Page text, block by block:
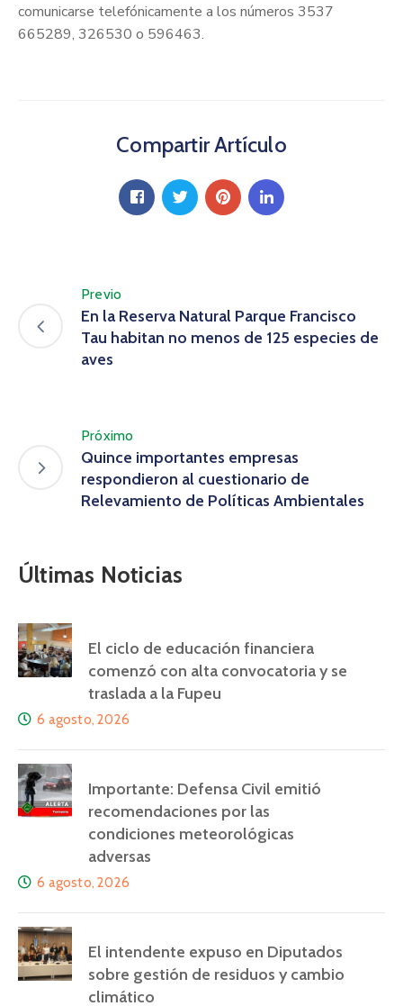
comunicarse telefónicamente a los números 3537
665289, 326530 o 596463.
Compartir Artículo
Previo
En la Reserva Natural Parque Francisco
Tau habitan no menos de 125 especies de
aves
Próximo
Quince importantes empresas
respondieron al cuestionario de
Relevamiento de Políticas Ambientales
Últimas Noticias
El ciclo de educación financiera
comenzó con alta convocatoria y se
traslada a la Fupeu
6 agosto, 2026
Importante: Defensa Civil emitió
recomendaciones por las
condiciones meteorológicas
adversas
6 agosto, 2026
El intendente expuso en Diputados
sobre gestión de residuos y cambio
climático